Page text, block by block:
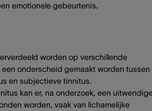
emotionele gebeurtenis.
worden op verschillende
een onderscheid gemaakt worden tussen
en subjectieve tinnitus.
kan er, na onderzoek, een
worden, vaak van lichamelijke